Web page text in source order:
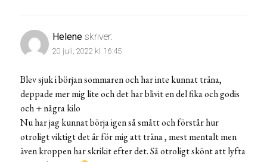
Helene skriver:
20 juli, 2022 kl. 16:45
Blev sjuk i början sommaren och har inte kunnat träna,
deppade mer mig lite och det har blivit en del fika och godis
och + några kilo
Nu har jag kunnat börja igen så smått och förstår hur
otroligt viktigt det är för mig att träna , mest mentalt men
även kroppen har skrikit efter det. Så otroligt skönt att lyfta